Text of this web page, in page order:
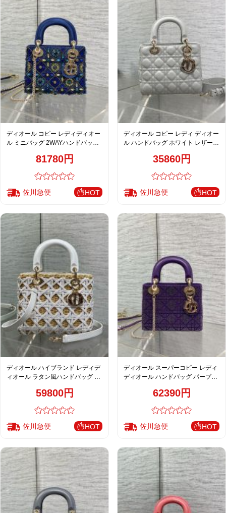
ディオール コピー レディディオー
ル ミニバッグ 2WAYハンドバッグ
81780円
佐川急便 HOT
ディオール コピー レディ ディオー
ル ハンドバッグ ホワイト レザー
35860円
佐川急便 HOT
ディオール ハイブランド レディデ
ィオール ラタン風ハンドバッグ ホ
59800円
佐川急便 HOT
ディオール スーパーコピー レディ
ディオール ハンドバッグ パープル
62390円
佐川急便 HOT